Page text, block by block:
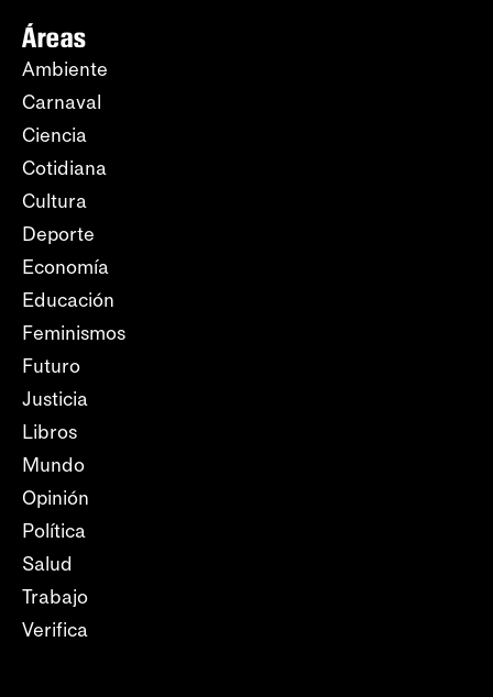
Áreas
Ambiente
Carnaval
Ciencia
Cotidiana
Cultura
Deporte
Economía
Educación
Feminismos
Futuro
Justicia
Libros
Mundo
Opinión
Política
Salud
Trabajo
Verifica